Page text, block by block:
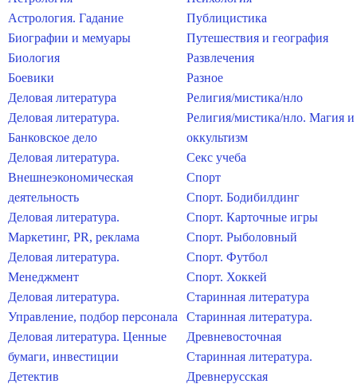
Астрология. Гадание
Биографии и мемуары
Биология
Боевики
Деловая литература
Деловая литература.
Банковское дело
Деловая литература.
Внешнеэкономическая
деятельность
Деловая литература.
Маркетинг, PR, реклама
Деловая литература.
Менеджмент
Деловая литература.
Управление, подбор персонала
Деловая литература. Ценные
бумаги, инвестиции
Детектив
Публицистика
Путешествия и география
Развлечения
Разное
Религия/мистика/нло
Религия/мистика/нло. Магия и
оккультизм
Секс учеба
Спорт
Спорт. Бодибилдинг
Спорт. Карточные игры
Спорт. Рыболовный
Спорт. Футбол
Спорт. Хоккей
Старинная литература
Старинная литература.
Древневосточная
Старинная литература.
Древнерусская